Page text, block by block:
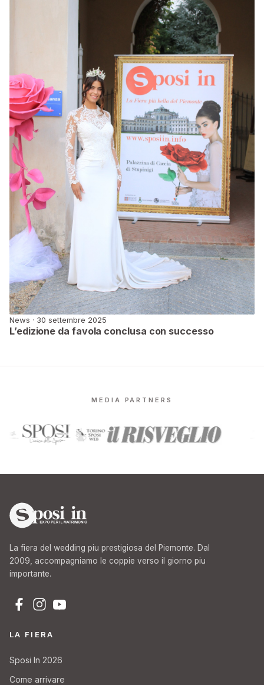
News · 30 settembre 2025
L’edizione da favola conclusa con successo
MEDIA PARTNERS
La fiera del wedding piu prestigiosa del Piemonte. Dal
2009, accompagniamo le coppie verso il giorno piu
importante.
LA FIERA
Sposi In 2026
Come arrivare